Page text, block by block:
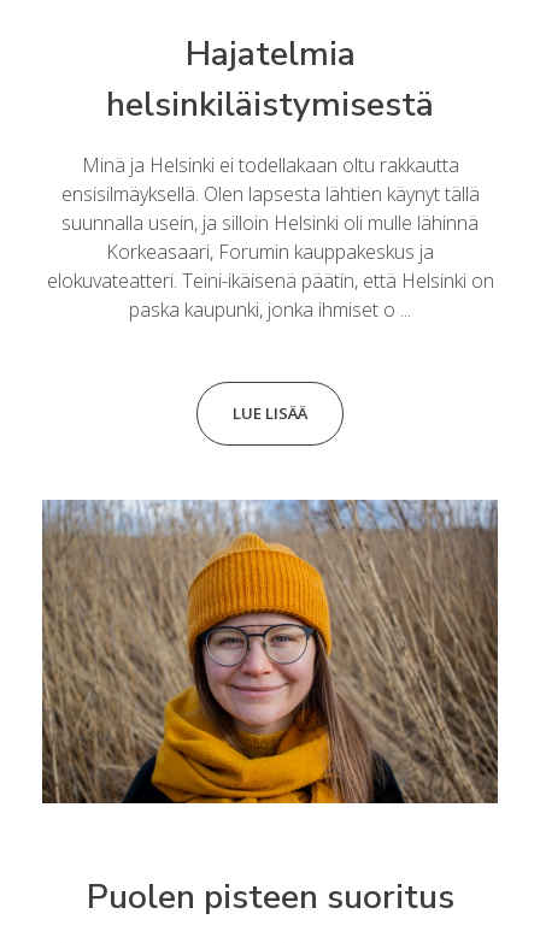
Hajatelmia
helsinkiläistymisestä
Minä ja Helsinki ei todellakaan oltu rakkautta
ensisilmäyksellä. Olen lapsesta lähtien käynyt tällä
suunnalla usein, ja silloin Helsinki oli mulle lähinnä
Korkeasaari, Forumin kauppakeskus ja
elokuvateatteri. Teini-ikäisenä päätin, että Helsinki on
paska kaupunki, jonka ihmiset o ...
LUE LISÄÄ
Puolen pisteen suoritus